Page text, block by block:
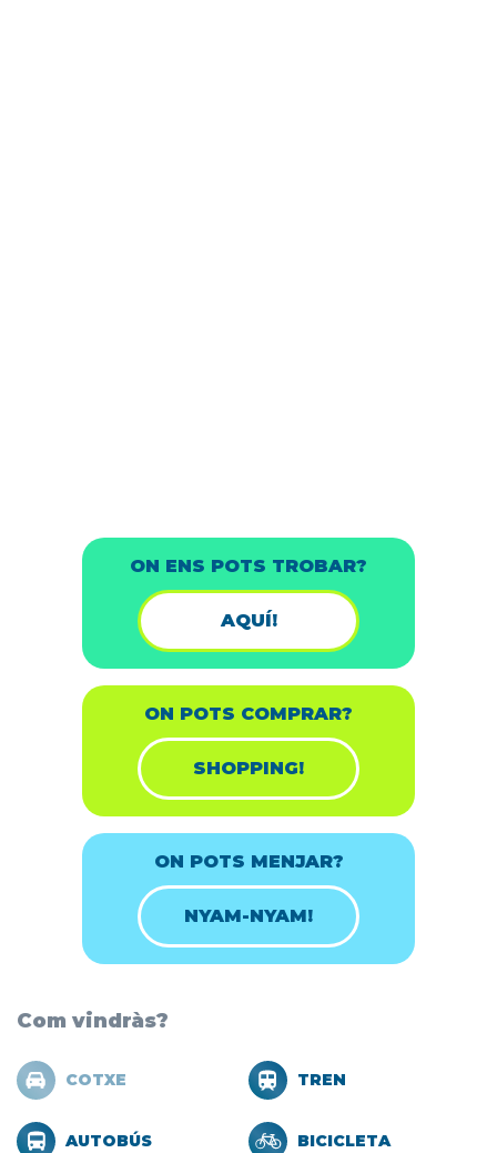
ON ENS POTS TROBAR?
AQUÍ!
ON POTS COMPRAR?
SHOPPING!
ON POTS MENJAR?
NYAM-NYAM!
Com vindràs?
COTXE TREN
AUTOBÚS BICICLETA